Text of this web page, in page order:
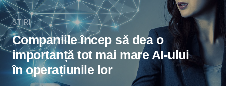
STIRI
Companiile încep să dea o
importanță tot mai mare AI-ului
în operațiunile lor